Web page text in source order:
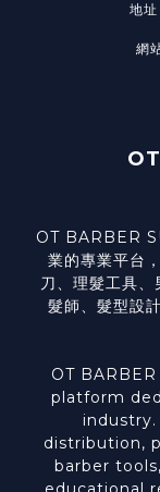
地址
網
OT BARBER
業的專業平台
刀、理髮工具
髮師、髮型設
OT
platform
distribution,
barber